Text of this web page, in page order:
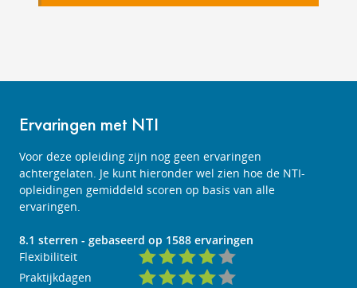
Ervaringen met NTI
Voor deze opleiding zijn nog geen ervaringen
achtergelaten. Je kunt hieronder wel zien hoe de NTI-
opleidingen gemiddeld scoren op basis van alle
ervaringen.
8.1 sterren - gebaseerd op 1588 ervaringen
Flexibiliteit
Praktijkdagen